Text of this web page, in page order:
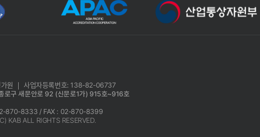
원
사업자등록번호: 138-82-06737
로구 새문안로 92 (신문로1가) 915호~916호
870-8333 / FAX : 02-870-8399
KAB ALL RIGHTS RESERVED.